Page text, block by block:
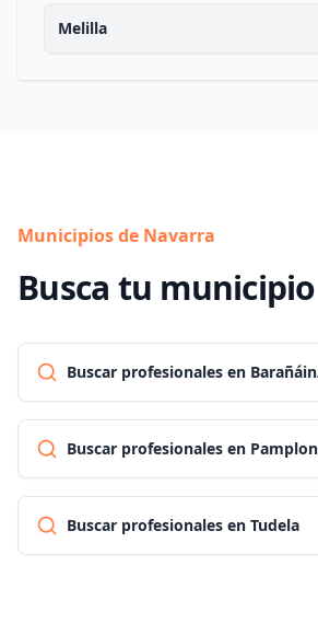
Melilla
Municipios de Navarra
Busca tu municipio
Buscar profesionales en
Buscar profesionales en
Buscar profesionales en Tudela